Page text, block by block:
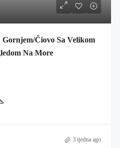
Čiovo Sa Velikom
Na More
3 tjedna ago